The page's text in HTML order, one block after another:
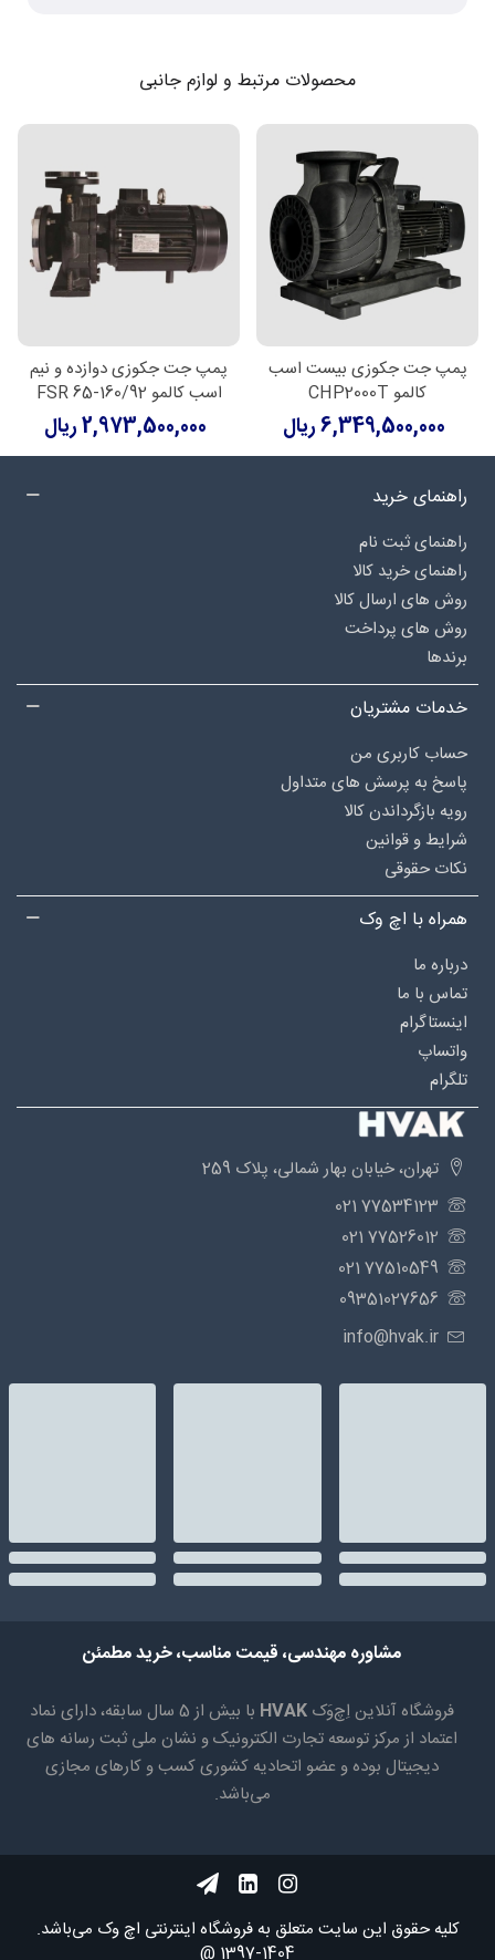
محصولات مرتبط و لوازم جانبی
پمپ جت جکوزی بیست اسب
کالمو CHP2000T
6,349,500,000 ریال
پمپ جت جکوزی دوازده و نیم
اسب کالمو FSR 65-160/92
2,973,500,000 ریال
راهنمای خرید
راهنمای ثبت نام
راهنمای خرید کالا
روش های ارسال کالا
روش های پرداخت
برندها
خدمات مشتریان
حساب کاربری من
پاسخ به پرسش های متداول
رویه بازگرداندن کالا
شرایط و قوانین
نکات حقوقی
همراه با اچ وک
درباره‌ ما
تماس با ما
اینستاگرام
واتساپ
تلگرام
تهران، خیابان بهار شمالی، پلاک 259
77534123 021
77526012 021
77510549 021
09351027656
info@hvak.ir
مشاوره مهندسی، قیمت مناسب، خرید مطمئن
فروشگاه آنلاین اِچ‌وَک HVAK
با بیش از 5 سال سابقه، دارای نماد
اعتماد از مرکز توسعه تجارت الکترونیک و نشان ملی ثبت رسانه های
دیجیتال بوده و عضو اتحادیه کشوری کسب و کارهای مجازی
می‌باشد.
کلیه حقوق اين سايت متعلق به فروشگاه اینترنتی اچ وک می‌باشد.
1404-1397 @